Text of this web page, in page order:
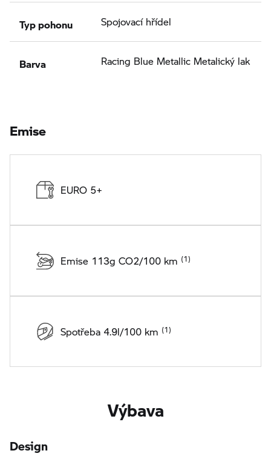
Typ pohonu Spojovací hřídel
Barva Racing Blue Metallic Metalický lak
Emise
EURO 5+
Emise 113g CO2/100 km
Spotřeba 4.9l/100 km
Výbava
Design